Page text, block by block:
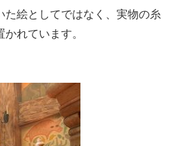
た絵としてではなく、実物の糸
れています。